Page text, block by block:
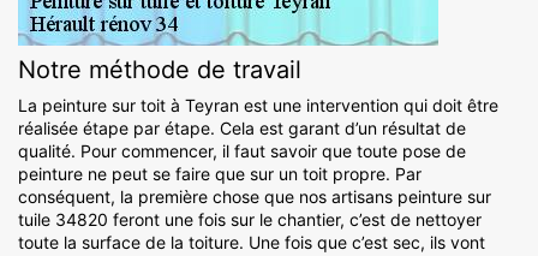
Notre méthode de travail
La peinture sur toit à Teyran est une intervention qui doit être
réalisée étape par étape. Cela est garant d’un résultat de
qualité. Pour commencer, il faut savoir que toute pose de
peinture ne peut se faire que sur un toit propre. Par
conséquent, la première chose que nos artisans peinture sur
tuile 34820 feront une fois sur le chantier, c’est de nettoyer
toute la surface de la toiture. Une fois que c’est sec, ils vont